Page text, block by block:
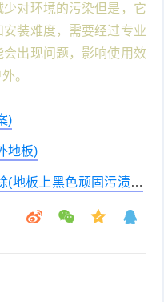
对环境的污染但是，它
装难度，需要经过专业
出现问题，影响使用效
。
)
地板)
(地板上黑色顽固污渍怎